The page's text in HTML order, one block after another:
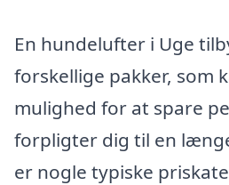
En hundelufter i Uge
forskellige pakker, som
mulighed for at spare
forpligter dig til en
er nogle typiske